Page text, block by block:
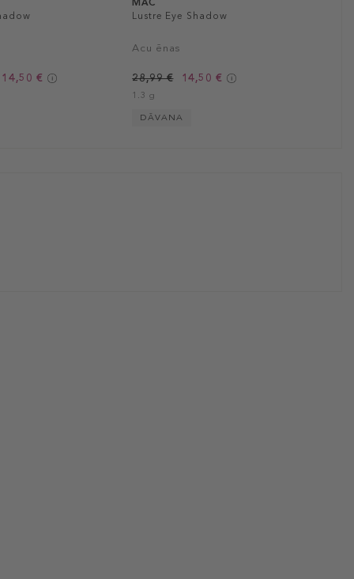
14,50 €
Lustre Eye Shadow
Acu ēnas
28,99 € 14,50 €
1.3 g
DĀVANA